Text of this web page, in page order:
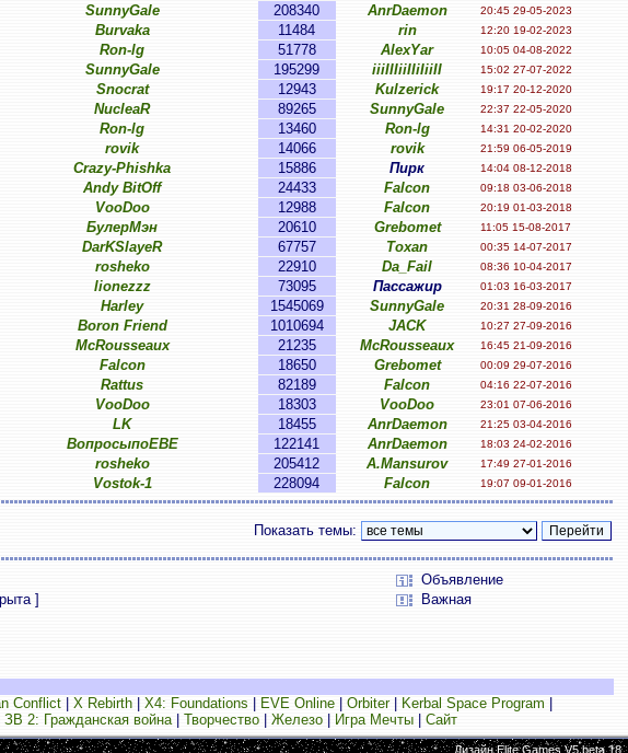
SunnyGale 208340 AnrDaemon 20:45 29-05-2023
Burvaka 11484 rin 12:20 19-02-2023
Ron-lg 51778 AlexYar 10:05 04-08-2022
SunnyGale 195299 iiiIIIiiIIiIiiII 15:02 27-07-2022
Snocrat 12943 Kulzerick 19:17 20-12-2020
NucleaR 89265 SunnyGale 22:37 22-05-2020
Ron-lg 13460 Ron-lg 14:31 20-02-2020
rovik 14066 rovik 21:59 06-05-2019
Crazy-Phishka 15886 Пирк 14:04 08-12-2018
Andy BitOff 24433 Falcon 09:18 03-06-2018
VooDoo 12988 Falcon 20:19 01-03-2018
БулерМэн 20610 Grebomet 11:05 15-08-2017
DarKSlayeR 67757 Toxan 00:35 14-07-2017
rosheko 22910 Da_Fail 08:36 10-04-2017
lionezzz 73095 Пассажир 01:03 16-03-2017
Harley 1545069 SunnyGale 20:31 28-09-2016
Boron Friend 1010694 JACK 10:27 27-09-2016
McRousseaux 21235 McRousseaux 16:45 21-09-2016
Falcon 18650 Grebomet 00:09 29-07-2016
Rattus 82189 Falcon 04:16 22-07-2016
VooDoo 18303 VooDoo 23:01 07-06-2016
LK 18455 AnrDaemon 21:25 03-04-2016
ВопросыпоЕВЕ 122141 AnrDaemon 18:03 24-02-2016
rosheko 205412 A.Mansurov 17:49 27-01-2016
Vostok-1 228094 Falcon 19:07 09-01-2016
Показать темы:
Объявление
]
Важная
Conflict| X Rebirth| X4: Foundations EVE Online| Orbiter| Kerbal Space Program
ЗВ 2: Гражданская война| Творчество| Железо| Игра Мечты| Сайт
Дизайн Elite Games V5 beta.18